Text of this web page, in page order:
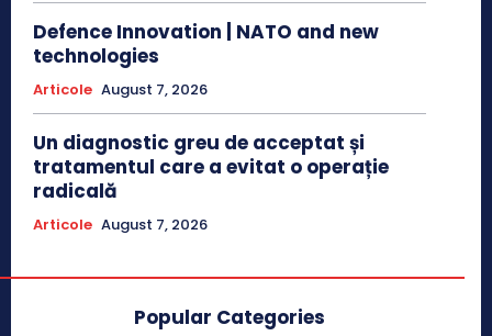
Defence Innovation | NATO and new
technologies
Articole August 7, 2026
Un diagnostic greu de acceptat și
tratamentul care a evitat o operație
radicală
Articole August 7, 2026
Popular Categories